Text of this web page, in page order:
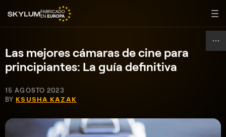
Las mejores cámaras de cine para
principiantes: La guía definitiva
15 AGOSTO 2023
BY KSUSHA KAZAK